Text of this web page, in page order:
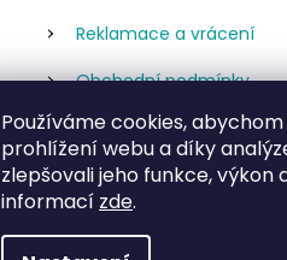
Používáme cookies,
prohlížení webu a díky
zlepšovali jeho funkce, výkon
informací zde.
Reklamace a vrácení
Obchodní podmínky
Podmínky ochrany
údajů
Recenze